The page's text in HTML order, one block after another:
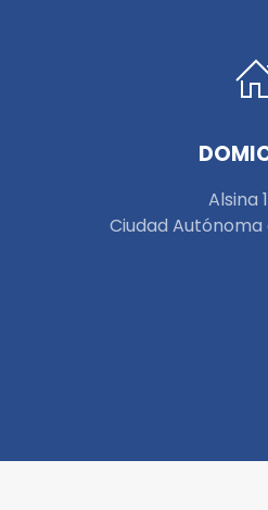
Alsina
Ciudad Autónoma